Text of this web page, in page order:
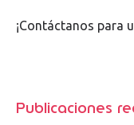
¡Contáctanos para
Publicaciones